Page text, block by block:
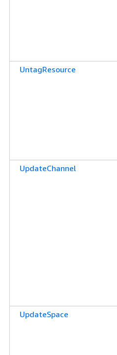
UntagResource
UpdateChannel
UpdateSpace